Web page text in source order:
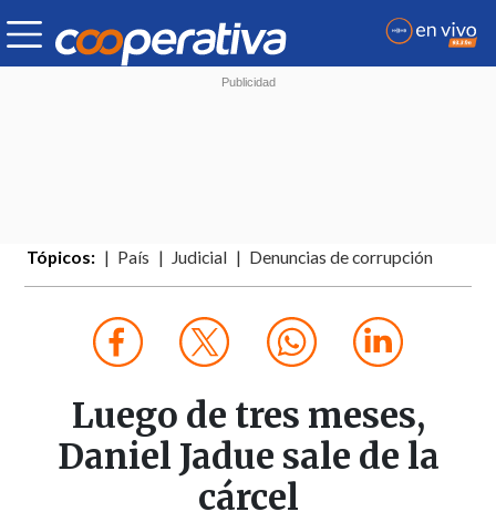
Tópicos: País Judicial Denuncias de corrupción
Luego de tres meses,
Daniel Jadue sale de la
cárcel